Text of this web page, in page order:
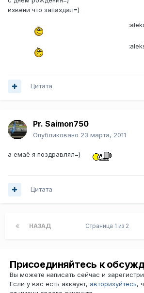
извени что запаздал=)
Цитата
Pr. Saimon750
Опубликовано 23 марта, 2011
а емаё я поздравлял=)
Цитата
НАЗАД Страница 1 из 2
Присоединяйтесь к
Вы можете написать сейчас и
Если у вас есть аккаунт, авторизуйтесь,